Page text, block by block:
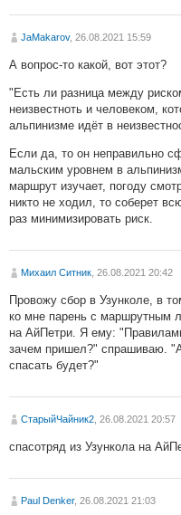
JaMakarov, 26.08.2021 15:59
А вопрос-то какой, вот этот?
"Есть ли разница между
неизвестноть и человеком,
альпинизме идёт в
Если да, то он неправильно
мальским уровнем в
маршрут изучает, погоду
никто не ходил, то соберет
раз минимизировать риск.
Михаил Ситник , 26.08.2021 20:42
Провожу сбор в Узунколе, в
ко мне парень с маршрутным
на АйПетри. Я ему:
зачем пришел?" спрашиваю.
спасать будет?"
СтарыйЧайник2 , 26.08.2021 20:57
спасотряд из Узункола на
Paul Denker, 26.08.2021 21:03